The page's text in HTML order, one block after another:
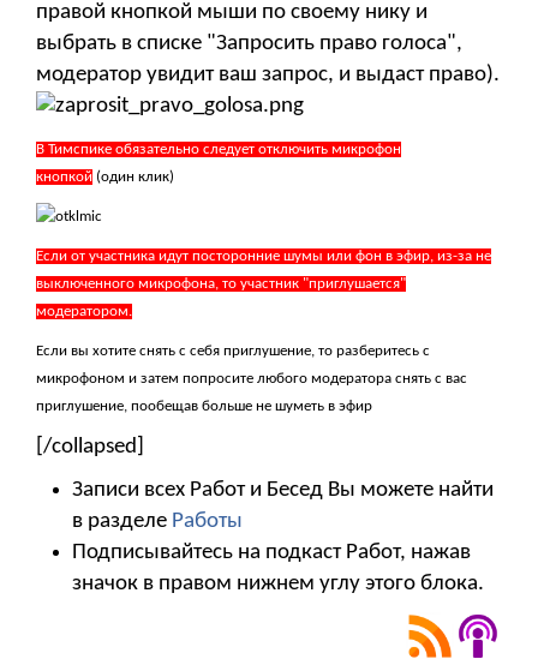
правой кнопкой мыши по своему нику и
выбрать в списке "Запросить право голоса",
модератор увидит ваш запрос, и выдаст право).
В Тимспике обязательно следует отключить микрофон
кнопкой (один клик)
Если от участника идут посторонние шумы или фон в эфир, из-за не
выключенного микрофона, то участник "приглушается"
модератором.
Если вы хотите снять с себя приглушение, то разберитесь с
микрофоном и затем попросите любого модератора снять с вас
приглушение, пообещав больше не шуметь в эфир
[/collapsed]
Записи всех Работ и Бесед Вы можете найти
в разделе Работы
Подписывайтесь на подкаст Работ, нажав
значок в правом нижнем углу этого блока.